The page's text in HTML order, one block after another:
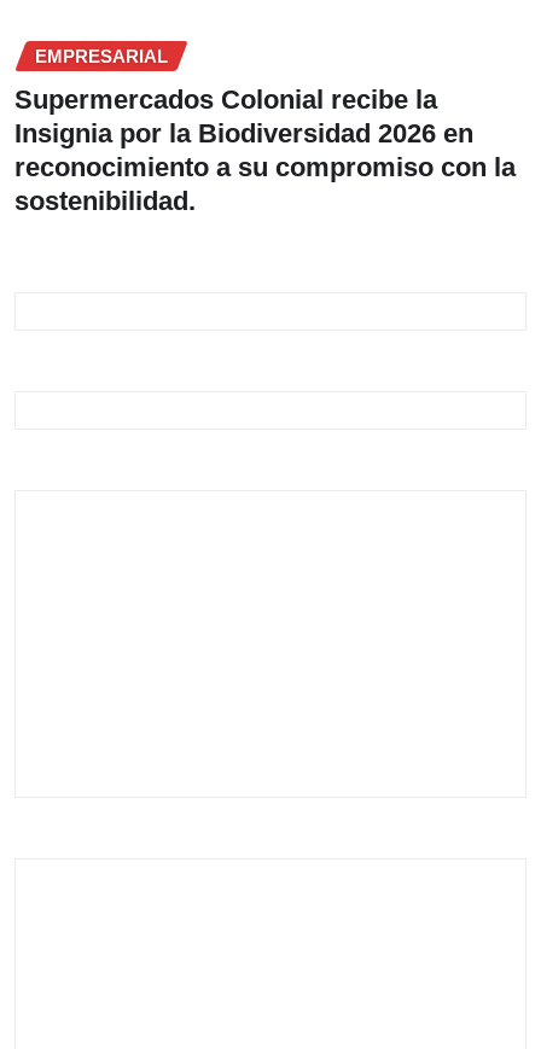
EMPRESARIAL
Supermercados Colonial recibe la
Insignia por la Biodiversidad 2026 en
reconocimiento a su compromiso con la
sostenibilidad.